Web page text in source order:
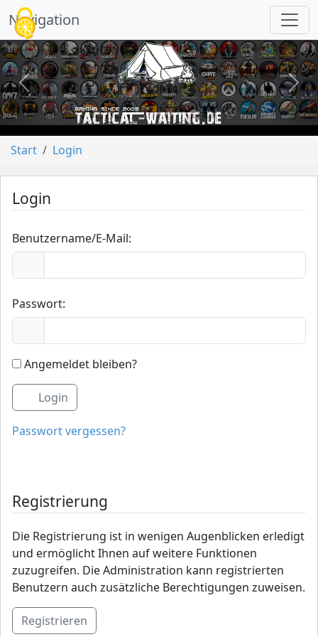
Navigation
vorheriges
Start Login
Login
Benutzername/E-Mail:
Passwort:
Angemeldet bleiben?
Login
Passwort vergessen?
Registrierung
Die Registrierung ist in wenigen Augenblicken erledigt
und ermöglicht Ihnen auf weitere Funktionen
zuzugreifen. Die Administration kann registrierten
Benutzern auch zusätzliche Berechtigungen zuweisen.
Registrieren
Cookie-Einstellungen